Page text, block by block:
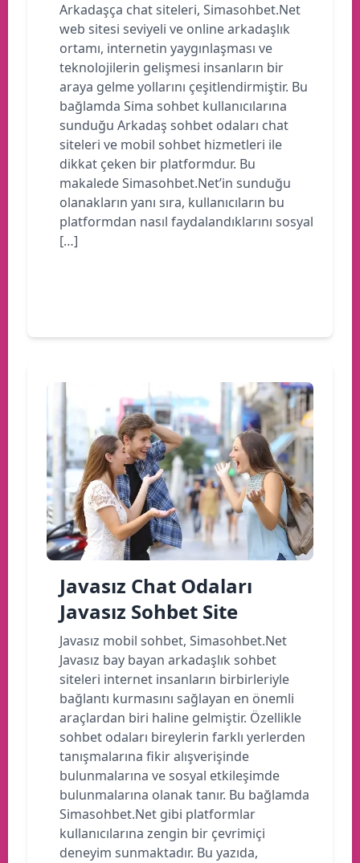
Arkadaşça chat siteleri, Simasohbet.Net
web sitesi seviyeli ve online arkadaşlık
ortamı, internetin yaygınlaşması ve
teknolojilerin gelişmesi insanların bir
araya gelme yollarını çeşitlendirmiştir. Bu
bağlamda Sima sohbet kullanıcılarına
sunduğu Arkadaş sohbet odaları chat
siteleri ve mobil sohbet hizmetleri ile
dikkat çeken bir platformdur. Bu
makalede Simasohbet.Net’in sunduğu
olanakların yanı sıra, kullanıcıların bu
platformdan nasıl faydalandıklarını sosyal
[…]
Javasız Chat Odaları
Javasız Sohbet Site
Javasız mobil sohbet, Simasohbet.Net
Javasız bay bayan arkadaşlık sohbet
siteleri internet insanların birbirleriyle
bağlantı kurmasını sağlayan en önemli
araçlardan biri haline gelmiştir. Özellikle
sohbet odaları bireylerin farklı yerlerden
tanışmalarına fikir alışverişinde
bulunmalarına ve sosyal etkileşimde
bulunmalarına olanak tanır. Bu bağlamda
Simasohbet.Net gibi platformlar
kullanıcılarına zengin bir çevrimiçi
deneyim sunmaktadır. Bu yazıda,